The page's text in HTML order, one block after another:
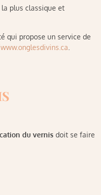
la plus classique et
qui propose un service de
du vernis doit se faire